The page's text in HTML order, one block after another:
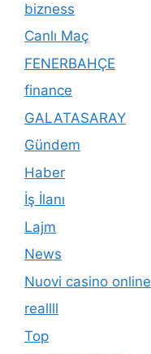
bizness
Canlı Maç
FENERBAHÇE
finance
GALATASARAY
Gündem
Haber
İş İlanı
Lajm
News
Nuovi casino online
reallll
Top